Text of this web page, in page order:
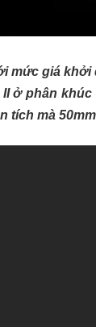
mức giá khởi
ở phân
tích mà